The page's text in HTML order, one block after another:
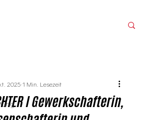
I Gewerkschafterin,
2025 1 Min. Lesezeit